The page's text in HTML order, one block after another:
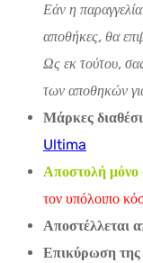
Εάν η
αποθήκες, θα
Ως εκ τούτου,
των αποθηκών
Μάρκες
Ultima
Αποστολή
τον υπόλοιπο
Αποστέλλεται
Επικύρωση